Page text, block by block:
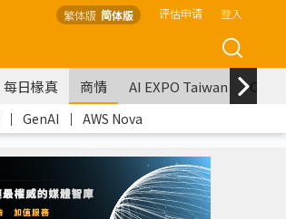
繁体版 简体版 评估申请 登入
每日椽真 商情 AI EXPO Taiwan
｜ GenAI ｜ AWS Nova